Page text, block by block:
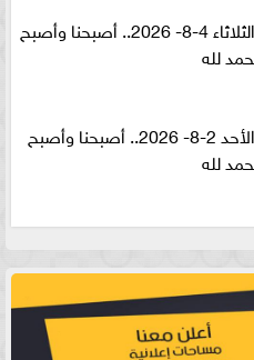
أذكار الصباح الثلاثاء 4-8- 2026.. أصبحنا وأصبح
لله
أذكار الصباح الأحد 2-8- 2026.. أصبحنا وأصبح
لله